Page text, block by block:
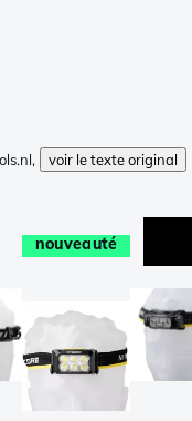
voir le texte original
nouveauté